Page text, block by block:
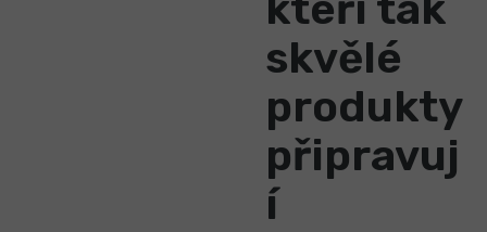
skvělé
produkty
připravuj
í